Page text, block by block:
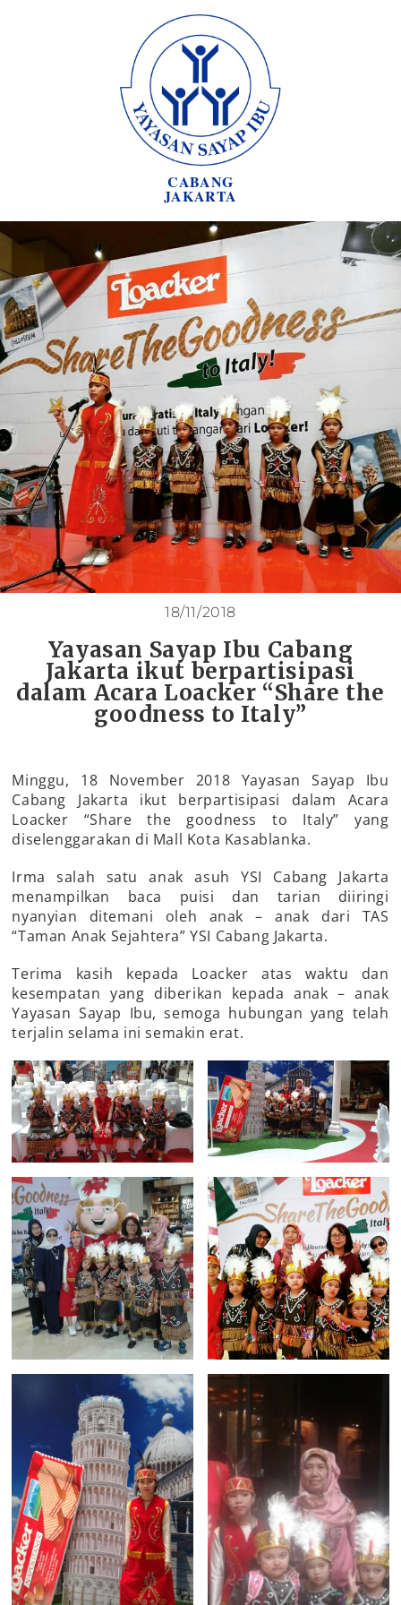
CABANG
JAKARTA
18/11/2018
Yayasan Sayap Ibu Cabang
Jakarta ikut berpartisipasi
dalam Acara Loacker “Share the
goodness to Italy”
Minggu, 18 November 2018 Yayasan Sayap Ibu
Cabang Jakarta ikut berpartisipasi dalam Acara
Loacker “Share the goodness to Italy” yang
diselenggarakan di Mall Kota Kasablanka.
Irma salah satu anak asuh YSI Cabang Jakarta
menampilkan baca puisi dan tarian diiringi
nyanyian ditemani oleh anak – anak dari TAS
“Taman Anak Sejahtera” YSI Cabang Jakarta.
Terima kasih kepada Loacker atas waktu dan
kesempatan yang diberikan kepada anak – anak
Yayasan Sayap Ibu, semoga hubungan yang telah
terjalin selama ini semakin erat.